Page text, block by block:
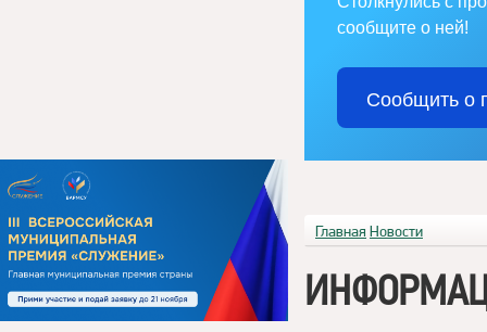
сообщите о ней!
Сообщить о
Главная Новости